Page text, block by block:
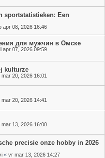
sportstatistieken: Een
apr 08, 2026 16:46
для мужчин в Омске
apr 07, 2026 09:59
kulturze
mar 20, 2026 16:01
mar 20, 2026 14:41
mar 13, 2026 16:00
precisie onze hobby in 2026
« vr mar 13, 2026 14:27